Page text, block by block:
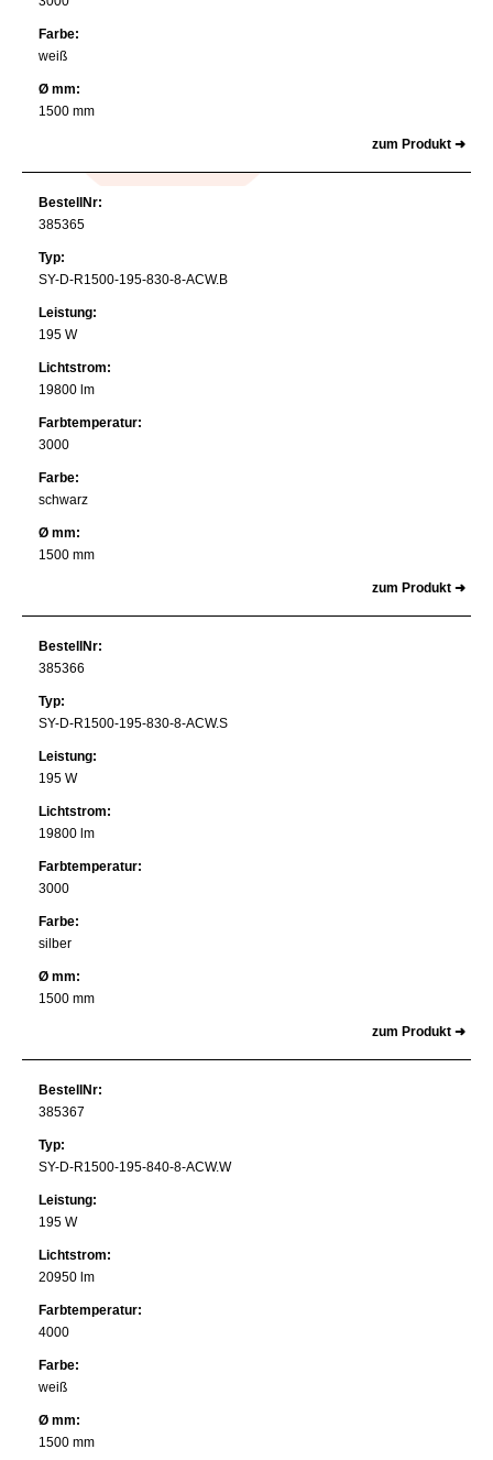
Farbe:
weiß
Ø mm:
1500 mm
zum Produkt ➜
BestellNr:
385365
Typ:
SY-D-R1500-195-830-8-ACW.B
Leistung:
195 W
Lichtstrom:
19800 lm
Farbtemperatur:
3000
Farbe:
schwarz
Ø mm:
1500 mm
zum Produkt ➜
BestellNr:
385366
Typ:
SY-D-R1500-195-830-8-ACW.S
Leistung:
195 W
Lichtstrom:
19800 lm
Farbtemperatur:
3000
Farbe:
silber
Ø mm:
1500 mm
zum Produkt ➜
BestellNr:
385367
Typ:
SY-D-R1500-195-840-8-ACW.W
Leistung:
195 W
Lichtstrom:
20950 lm
Farbtemperatur:
4000
Farbe:
weiß
Ø mm:
1500 mm